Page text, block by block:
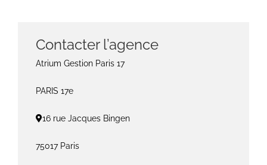
Contacter l’agence
Atrium Gestion Paris 17
PARIS 17e
16 rue Jacques Bingen
75017 Paris